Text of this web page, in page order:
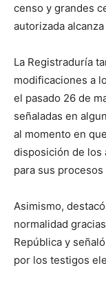
censo y grandes
autorizada
La Registraduría
modificaciones a
el pasado 26 de
señaladas en
al momento en
disposición de los
para sus
Asimismo,
normalidad
República y
por los testigos